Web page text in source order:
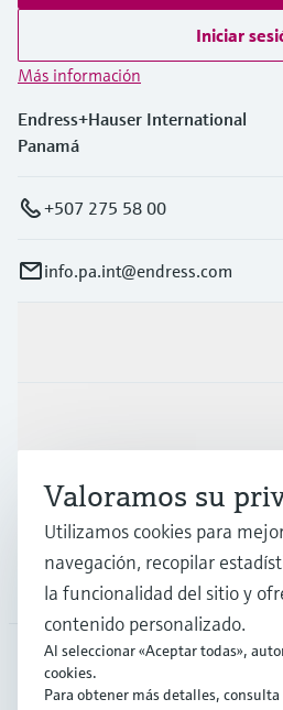
Iniciar
Más información
Endress+Hauser International
Panamá
+507 275 58 00
info.pa.int@endress.com
Soporte
Compañía
LAS•Español
Valoramos su
Utilizamos cookies para
navegación, recopilar
la funcionalidad del sitio y
contenido personalizado.
Al seleccionar «Aceptar todas»,
cookies.
Para obtener más detalles,